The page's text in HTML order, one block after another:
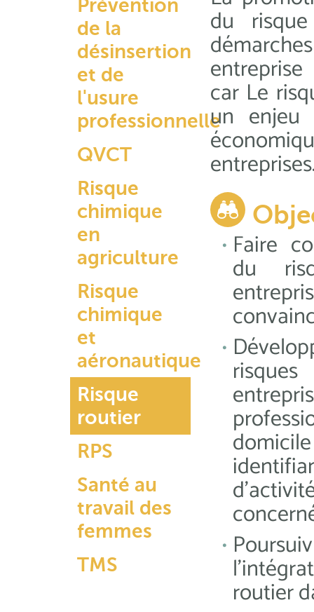
Prévention
de la
désinsertion
et de
l'usure
professionnelle
QVCT
Risque
chimique
en
agriculture
Risque
chimique
et
aéronautique
Risque
routier
RPS
Santé au
travail des
femmes
TMS
du
car Le
un enjeu
Faire
du
routier